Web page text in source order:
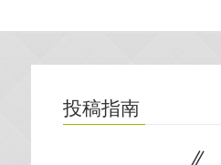
投稿指南